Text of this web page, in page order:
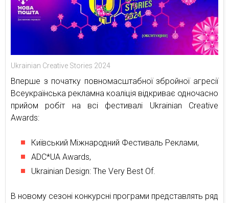
Ukrainian Creative Stories 2024
Вперше з початку повномасштабної збройної агресії
Всеукраїнська рекламна коаліція відкриває одночасно
прийом робіт на всі фестивалі Ukrainian Creative
Awards:
Київський Міжнародний Фестиваль Реклами,
ADC*UA Awards,
Ukrainian Design: The Very Best Of.
В новому сезоні конкурсні програми представлять ряд